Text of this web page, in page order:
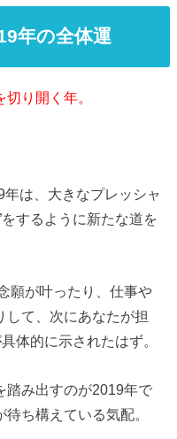
年の全体運
り開く年。
年は、大きなプレッシャ
するように新たな道を
願が叶ったり、仕事や
して、次にあなたが担
体的に示されたはず。
踏み出すのが2019年で
ち構えている気配。